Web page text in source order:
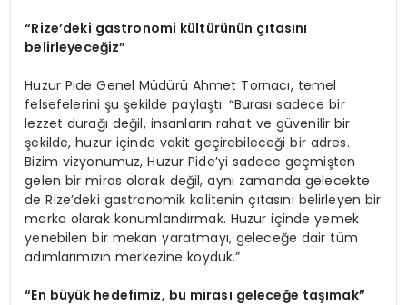
“Rize’deki gastronomi kültürünün çıtasını
belirleyeceğiz”
Huzur Pide Genel Müdürü Ahmet Tornacı, temel
felsefelerini şu şekilde paylaştı: “Burası sadece bir
lezzet durağı değil, insanların rahat ve güvenilir bir
şekilde, huzur içinde vakit geçirebileceği bir adres.
Bizim vizyonumuz, Huzur Pide’yi sadece geçmişten
gelen bir miras olarak değil, aynı zamanda gelecekte
de Rize’deki gastronomik kalitenin çıtasını belirleyen bir
marka olarak konumlandırmak. Huzur içinde yemek
yenebilen bir mekan yaratmayı, geleceğe dair tüm
adımlarımızın merkezine koyduk.”
“En büyük hedefimiz, bu mirası geleceğe taşımak”